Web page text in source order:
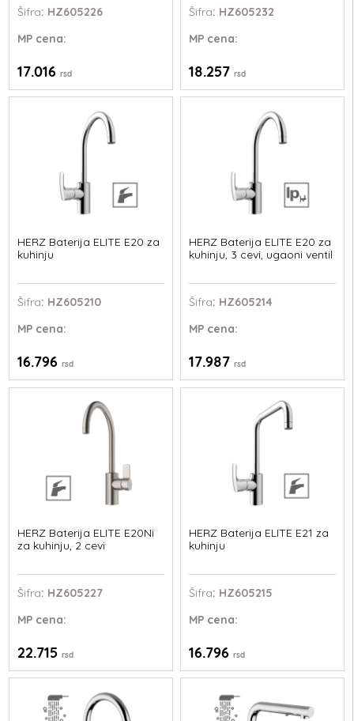
Šifra: HZ605226
MP cena:
17.016rsd
Šifra: HZ605232
MPcena:
18.257 rsd
HERZ Baterija ELITE E20 za
kuhinju
Šifra: HZ605210
MP cena:
16.796rsd
HERZ Baterija ELITE E20 za
kuhinju, 3 cevi, ugaoni ventil
Šifra: HZ605214
MPcena:
17.987 rsd
HERZ Baterija ELITE E20Ni
za kuhinju, 2 cevi
Šifra: HZ605227
MP cena:
22.715rsd
HERZ Baterija ELITE E21 za
kuhinju
Šifra: HZ605215
MPcena:
16.796 rsd